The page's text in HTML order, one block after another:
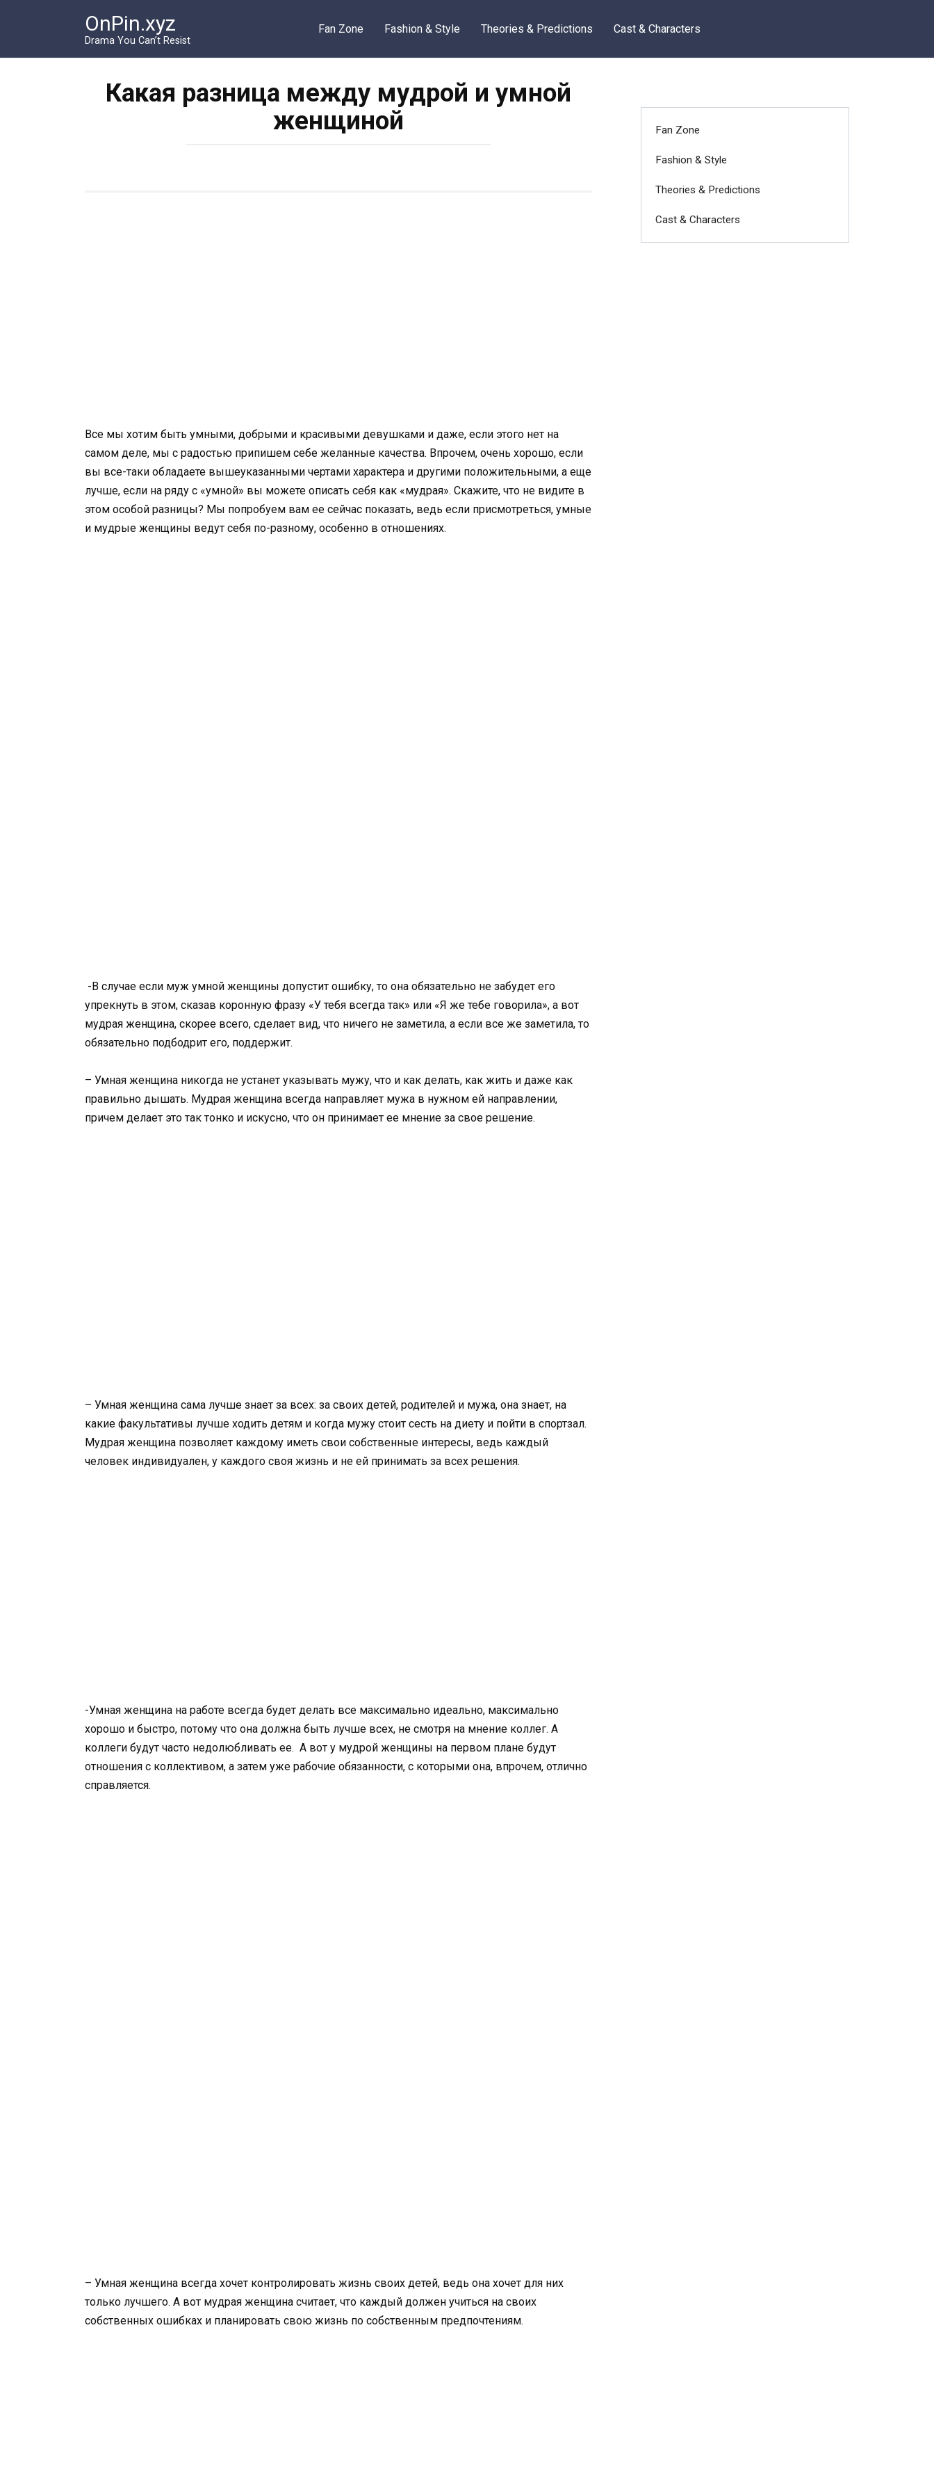
OnPin.xyz
Drama You Can’t Resist
Fan Zone Fashion & Style Theories & Predictions Cast & Characters
Какая разница между мудрой и умной
женщиной
Все мы хотим быть умными, добрыми и красивыми девушками и даже, если этого нет на
самом деле, мы с радостью припишем себе желанные качества. Впрочем, очень хорошо, если
вы все-таки обладаете вышеуказанными чертами характера и другими положительными, а еще
лучше, если на ряду с «умной» вы можете описать себя как «мудрая». Скажите, что не видите в
этом особой разницы? Мы попробуем вам ее сейчас показать, ведь если присмотреться, умные
и мудрые женщины ведут себя по-разному, особенно в отношениях.
-В случае если муж умной женщины допустит ошибку, то она обязательно не забудет его
упрекнуть в этом, сказав коронную фразу «У тебя всегда так» или «Я же тебе говорила», а вот
мудрая женщина, скорее всего, сделает вид, что ничего не заметила, а если все же заметила, то
обязательно подбодрит его, поддержит.
– Умная женщина никогда не устанет указывать мужу, что и как делать, как жить и даже как
правильно дышать. Мудрая женщина всегда направляет мужа в нужном ей направлении,
причем делает это так тонко и искусно, что он принимает ее мнение за свое решение.
– Умная женщина сама лучше знает за всех: за своих детей, родителей и мужа, она знает, на
какие факультативы лучше ходить детям и когда мужу стоит сесть на диету и пойти в спортзал.
Мудрая женщина позволяет каждому иметь свои собственные интересы, ведь каждый
человек индивидуален, у каждого своя жизнь и не ей принимать за всех решения.
-Умная женщина на работе всегда будет делать все максимально идеально, максимально
хорошо и быстро, потому что она должна быть лучше всех, не смотря на мнение коллег. А
коллеги будут часто недолюбливать ее. А вот у мудрой женщины на первом плане будут
отношения с коллективом, а затем уже рабочие обязанности, с которыми она, впрочем, отлично
справляется.
– Умная женщина всегда хочет контролировать жизнь своих детей, ведь она хочет для них
только лучшего. А вот мудрая женщина считает, что каждый должен учиться на своих
собственных ошибках и планировать свою жизнь по собственным предпочтениям.
Fan Zone
Fashion & Style
Theories & Predictions
Cast & Characters